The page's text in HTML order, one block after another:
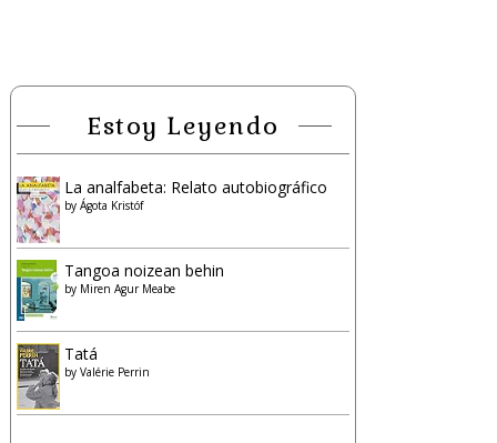
Estoy Leyendo
La analfabeta: Relato autobiográfico
by Ágota Kristóf
Tangoa noizean behin
by Miren Agur Meabe
Tatá
by Valérie Perrin